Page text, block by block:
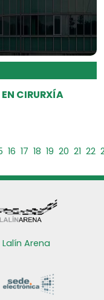
CIRURXÍA
16 17 18 19 20 21 22
Lalín Arena